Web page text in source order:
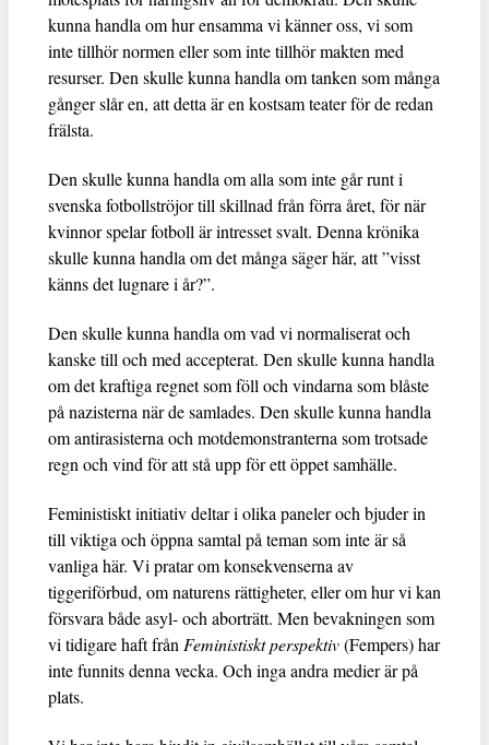
kunna handla om hur ensamma vi känner oss, vi som
inte tillhör normen eller som inte tillhör makten med
resurser. Den skulle kunna handla om tanken som många
gånger slår en, att detta är en kostsam teater för de redan
frälsta.
Den skulle kunna handla om alla som inte går runt i
svenska fotbollströjor till skillnad från förra året, för när
kvinnor spelar fotboll är intresset svalt. Denna krönika
skulle kunna handla om det många säger här, att ”visst
känns det lugnare i år?”.
Den skulle kunna handla om vad vi normaliserat och
kanske till och med accepterat. Den skulle kunna handla
om det kraftiga regnet som föll och vindarna som blåste
på nazisterna när de samlades. Den skulle kunna handla
om antirasisterna och motdemonstranterna som trotsade
regn och vind för att stå upp för ett öppet samhälle.
Feministiskt initiativ deltar i olika paneler och bjuder in
till viktiga och öppna samtal på teman som inte är så
vanliga här. Vi pratar om konsekvenserna av
tiggeriförbud, om naturens rättigheter, eller om hur vi kan
försvara både asyl- och aborträtt. Men bevakningen som
vi tidigare haft från Feministiskt perspektiv(Fempers) har
inte funnits denna vecka. Och inga andra medier är på
plats.